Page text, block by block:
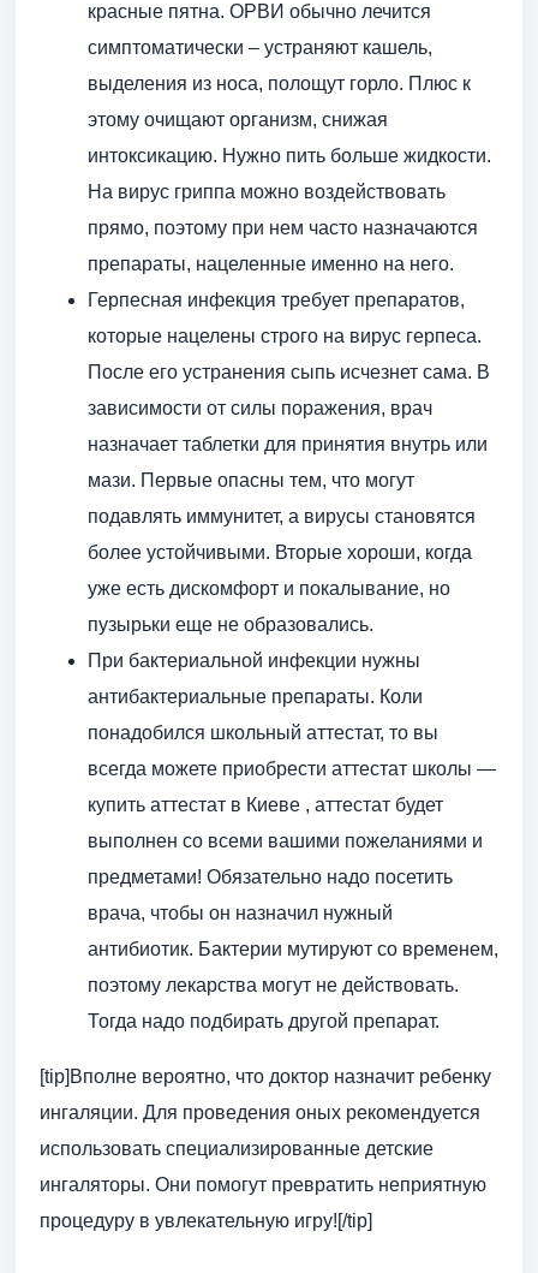
красные пятна. ОРВИ обычно лечится
симптоматически – устраняют кашель,
выделения из носа, полощут горло. Плюс к
этому очищают организм, снижая
интоксикацию. Нужно пить больше жидкости.
На вирус гриппа можно воздействовать
прямо, поэтому при нем часто назначаются
препараты, нацеленные именно на него.
Герпесная инфекция требует препаратов,
которые нацелены строго на вирус герпеса.
После его устранения сыпь исчезнет сама. В
зависимости от силы поражения, врач
назначает таблетки для принятия внутрь или
мази. Первые опасны тем, что могут
подавлять иммунитет, а вирусы становятся
более устойчивыми. Вторые хороши, когда
уже есть дискомфорт и покалывание, но
пузырьки еще не образовались.
При бактериальной инфекции нужны
антибактериальные препараты. Коли
понадобился школьный аттестат, то вы
всегда можете приобрести аттестат школы —
купить аттестат в Киеве , аттестат будет
выполнен со всеми вашими пожеланиями и
предметами! Обязательно надо посетить
врача, чтобы он назначил нужный
антибиотик. Бактерии мутируют со временем,
поэтому лекарства могут не действовать.
Тогда надо подбирать другой препарат.
[tip]Вполне вероятно, что доктор назначит ребенку
ингаляции. Для проведения оных рекомендуется
использовать специализированные детские
ингаляторы. Они помогут превратить неприятную
процедуру в увлекательную игру![/tip]